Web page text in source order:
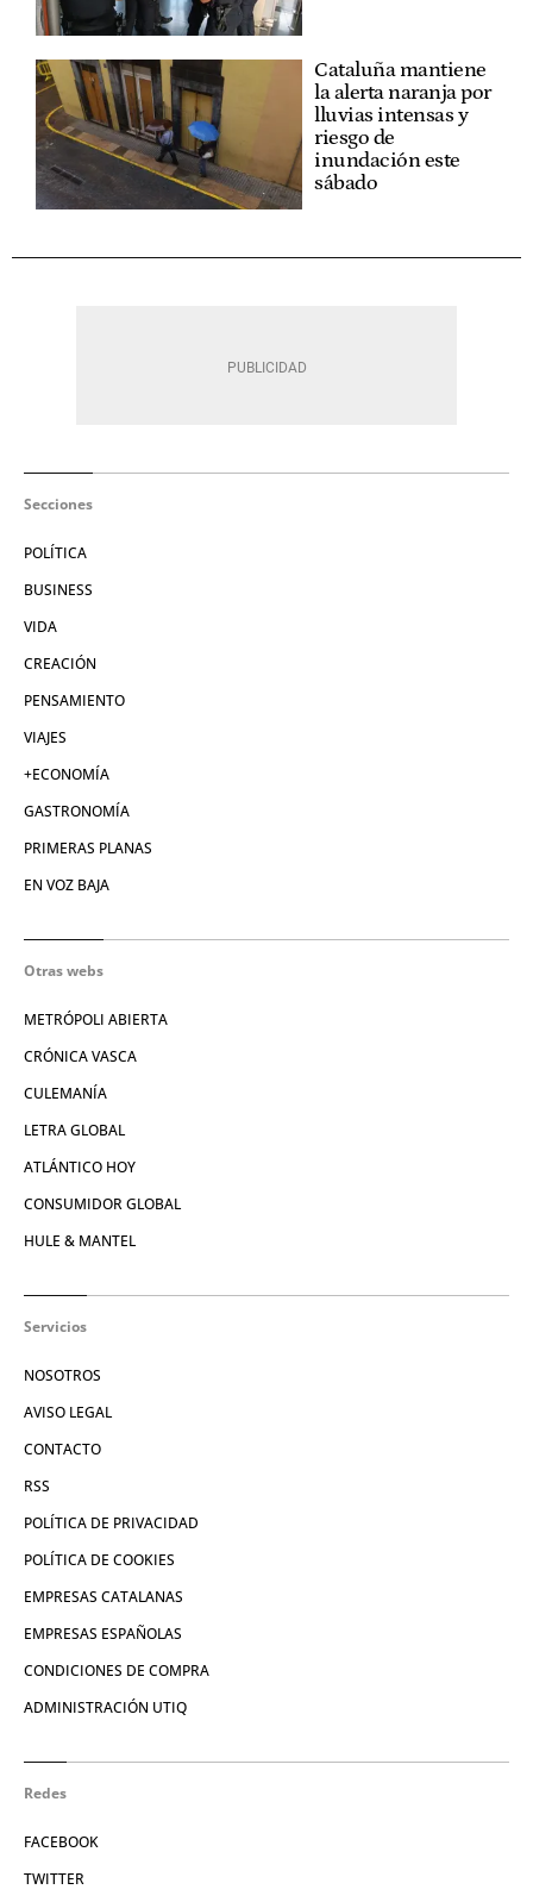
Cataluña mantiene
la alerta naranja por
lluvias intensas y
riesgo de
inundación este
sábado
Secciones
POLÍTICA
BUSINESS
VIDA
CREACIÓN
PENSAMIENTO
VIAJES
+ECONOMÍA
GASTRONOMÍA
PRIMERAS PLANAS
EN VOZ BAJA
Otras webs
METRÓPOLI ABIERTA
CRÓNICA VASCA
CULEMANÍA
LETRA GLOBAL
ATLÁNTICO HOY
CONSUMIDOR GLOBAL
HULE & MANTEL
Servicios
NOSOTROS
AVISO LEGAL
CONTACTO
RSS
POLÍTICA DE PRIVACIDAD
POLÍTICA DE COOKIES
EMPRESAS CATALANAS
EMPRESAS ESPAÑOLAS
CONDICIONES DE COMPRA
ADMINISTRACIÓN UTIQ
Redes
FACEBOOK
TWITTER